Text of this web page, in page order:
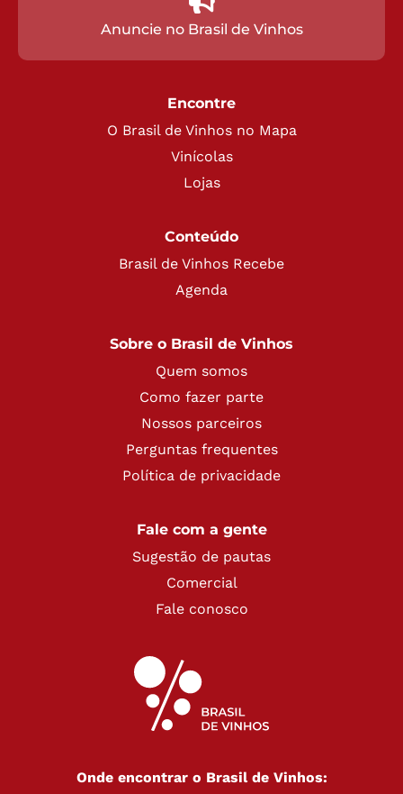
Anuncie no Brasil de Vinhos
Encontre
O Brasil de Vinhos no Mapa
Vinícolas
Lojas
Conteúdo
Brasil de Vinhos Recebe
Agenda
Sobre o Brasil de Vinhos
Quem somos
Como fazer parte
Nossos parceiros
Perguntas frequentes
Política de privacidade
Fale com a gente
Sugestão de pautas
Comercial
Fale conosco
Onde encontrar o Brasil de Vinhos: